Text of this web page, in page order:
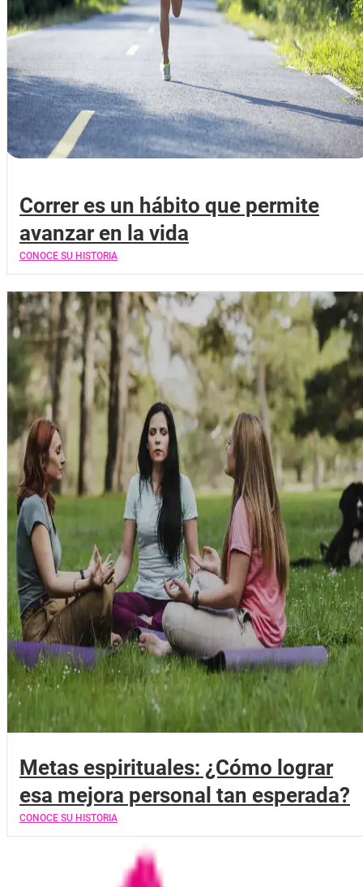
Correr es un hábito que permite
avanzar en la vida
CONOCE SU HISTORIA
Metas espirituales: ¿Cómo lograr
esa mejora personal tan esperada?
CONOCE SU HISTORIA